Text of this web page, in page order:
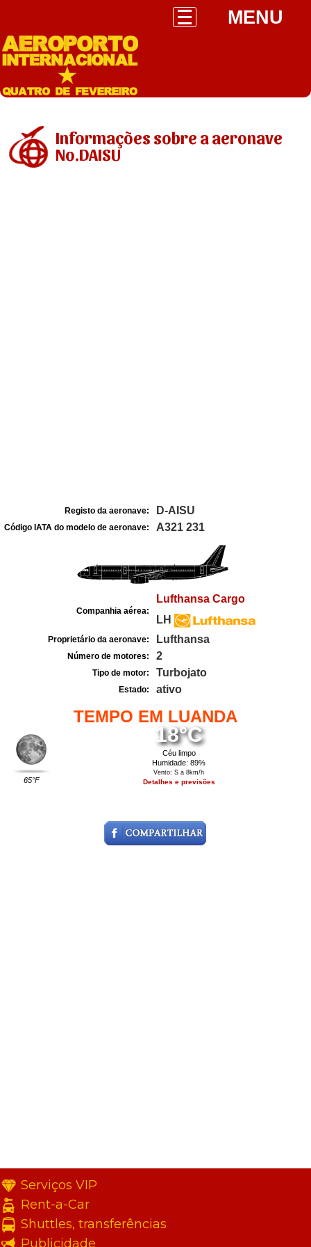
MENU
Informações sobre a aeronave
No.DAISU
Registo da aeronave: D-AISU
Código IATA do modelo de aeronave: A321 231
Companhia aérea:
Lufthansa Cargo
LH
Proprietário da aeronave: Lufthansa
Número de motores: 2
Tipo de motor: Turbojato
Estado: ativo
TEMPO EM LUANDA
65°F
18°C
Céu limpo
Humidade: 89%
Vento: S a 8km/h
Detalhes e previsões
Serviços VIP
Rent-a-Car
Shuttles, transferências
Publicidade